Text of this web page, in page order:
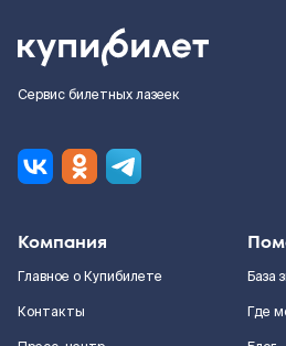
Сервис билетных лазеек
Компания
Главное о Купибилете
Контакты
База
Где